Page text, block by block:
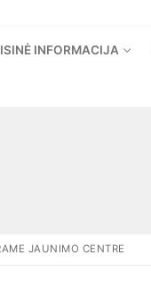
INFORMACIJA
JAUNIMO CENTRE